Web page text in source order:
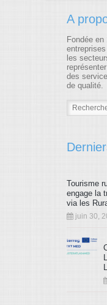
A
Fondée
les
des
de qualité.
Tourisme
engage la
via les
juin 30,